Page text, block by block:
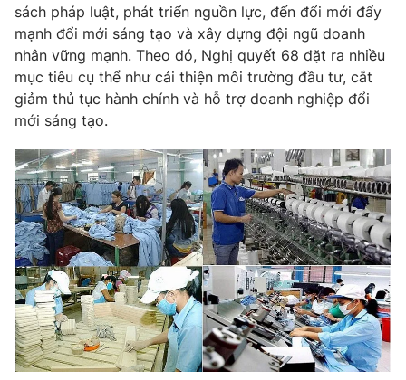
Video Shorts video
VTV Money VTV Thể thao
Thị trường 24h Tấm lòng Việt
VTV4 Vươn mình bằng AI
VTV9 VTV8
Liên hệ tòa soạn English
sách pháp luật, phát triển nguồn lực, đến đổi mới đẩy
mạnh đổi mới sáng tạo và xây dựng đội ngũ doanh
nhân vững mạnh. Theo đó, Nghị quyết 68 đặt ra nhiều
mục tiêu cụ thể như cải thiện môi trường đầu tư, cắt
giảm thủ tục hành chính và hỗ trợ doanh nghiệp đổi
mới sáng tạo.